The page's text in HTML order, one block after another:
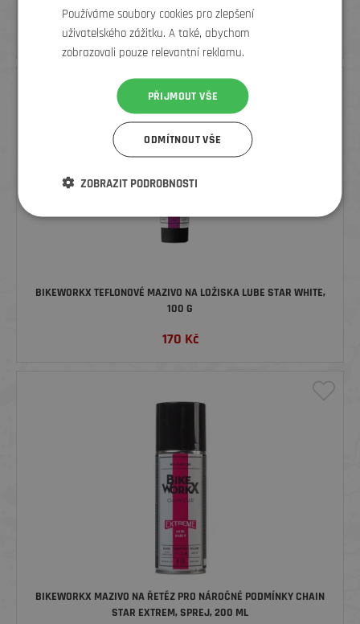
200Kč
BIKEWORKX TEFLONOVÉ MAZIVO NA LOŽISKA LUBE STAR WHITE,
100 G
170 Kč
BIKEWORKX MAZIVO NA ŘETĚZ PRO NÁROČNÉ PODMÍNKY CHAIN
STAR EXTREM, SPREJ, 200 ML
Používáme soubory cookies pro zlepšení
uživatelského zážitku. A také, abychom
zobrazovali pouze relevantní reklamu.
PŘIJMOUT VŠE
ODMÍTNOUT VŠE
ZOBRAZIT PODROBNOSTI